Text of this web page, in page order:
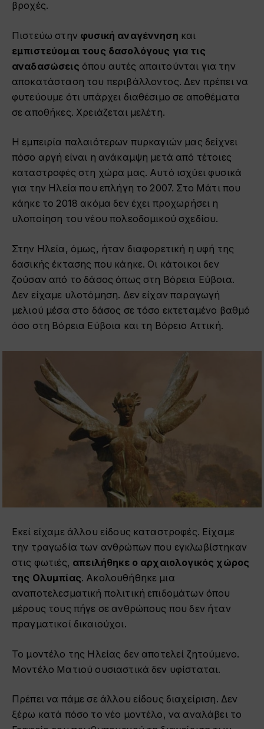
βροχές.
Πιστεύω στην φυσική αναγέννηση και
εμπιστεύομαι τους δασολόγους για τις
αναδασώσεις όπου αυτές απαιτούνται για την
αποκατάσταση του περιβάλλοντος. Δεν πρέπει να
φυτεύουμε ότι υπάρχει διαθέσιμο σε αποθέματα
σε αποθήκες. Χρειάζεται μελέτη.
Η εμπειρία παλαιότερων πυρκαγιών μας δείχνει
πόσο αργή είναι η ανάκαμψη μετά από τέτοιες
καταστροφές στη χώρα μας. Αυτό ισχύει φυσικά
για την Ηλεία που επλήγη το 2007. Στο Μάτι που
κάηκε το 2018 ακόμα δεν έχει προχωρήσει η
υλοποίηση του νέου πολεοδομικού σχεδίου.
Στην Ηλεία, όμως, ήταν διαφορετική η υφή της
δασικής έκτασης που κάηκε. Οι κάτοικοι δεν
ζούσαν από το δάσος όπως στη Βόρεια Εύβοια.
Δεν είχαμε υλοτόμηση. Δεν είχαν παραγωγή
μελιού μέσα στο δάσος σε τόσο εκτεταμένο βαθμό
όσο στη Βόρεια Εύβοια και τη Βόρειο Αττική.
Εκεί είχαμε άλλου είδους καταστροφές. Είχαμε
την τραγωδία των ανθρώπων που εγκλωβίστηκαν
στις φωτιές, απειλήθηκε ο αρχαιολογικός χώρος
της Ολυμπίας. Ακολουθήθηκε μια
αναποτελεσματική πολιτική επιδομάτων όπου
μέρους τους πήγε σε ανθρώπους που δεν ήταν
πραγματικοί δικαιούχοι.
Το μοντέλο της Ηλείας δεν αποτελεί ζητούμενο.
Μοντέλο Ματιού ουσιαστικά δεν υφίσταται.
Πρέπει να πάμε σε άλλου είδους διαχείριση. Δεν
ξέρω κατά πόσο το νέο μοντέλο, να αναλάβει το